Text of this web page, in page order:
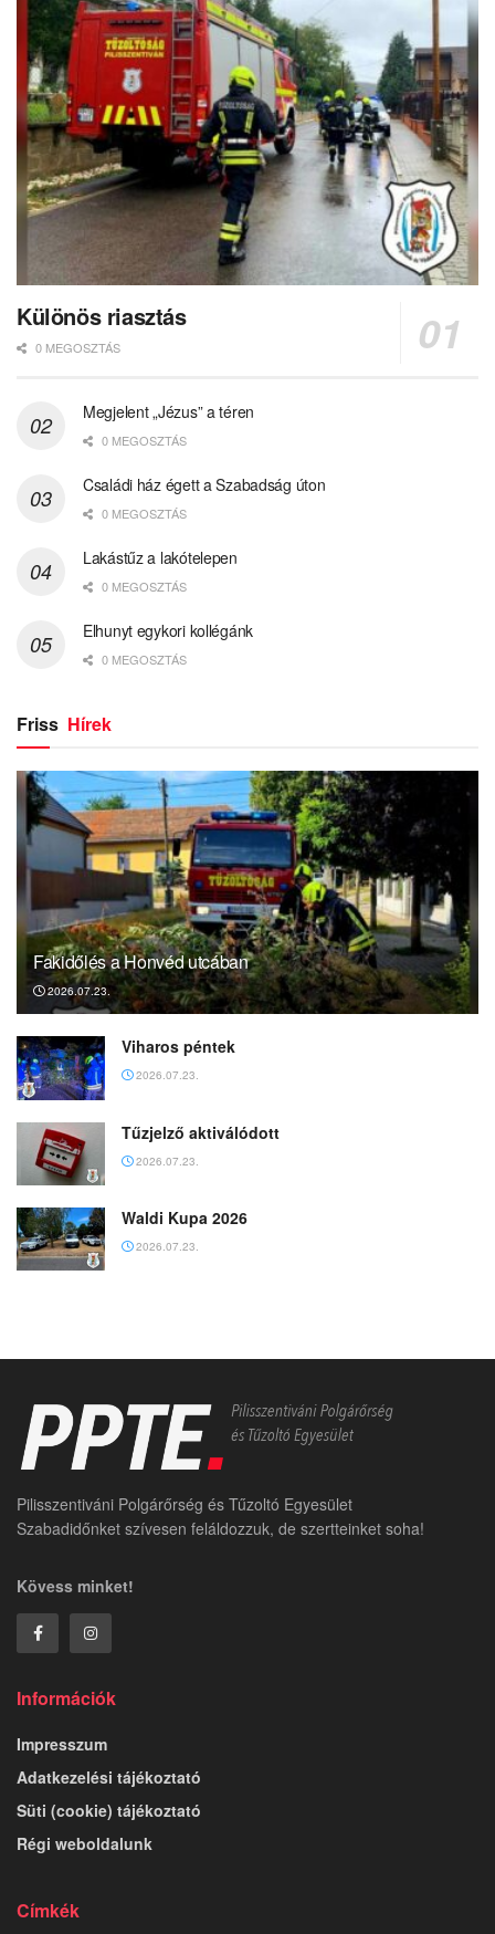
Különös riasztás
0 MEGOSZTÁS
Megjelent „Jézus” a téren
0 MEGOSZTÁS
Családi ház égett a Szabadság úton
0 MEGOSZTÁS
Lakástűz a lakótelepen
0 MEGOSZTÁS
Elhunyt egykori kollégánk
0 MEGOSZTÁS
Friss Hírek
Fakidőlés a Honvéd utcában
2026.07.23.
Viharos péntek
2026.07.23.
Tűzjelző aktiválódott
2026.07.23.
Waldi Kupa 2026
2026.07.23.
Pilisszentiváni Polgárőrség és Tűzoltó Egyesület
Szabadidőnket szívesen feláldozzuk, de szertteinket soha!
Kövess minket!
Információk
Impresszum
Adatkezelési tájékoztató
Süti (cookie) tájékoztató
Régi weboldalunk
Címkék